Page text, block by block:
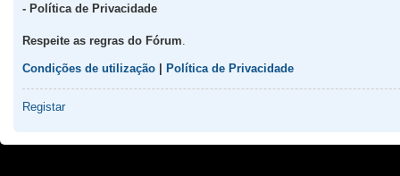
- Política de Privacidade
Respeite as regras do Fórum
Condições de utilização Política de Privacidade
Registar